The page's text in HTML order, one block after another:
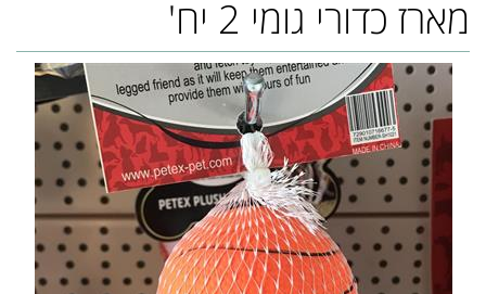
מארז כדורי גומי 2 יח'